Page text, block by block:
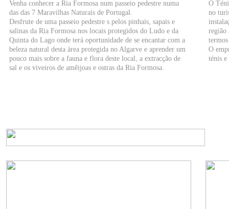
Venha conhecer a Ria Formosa num passeio pedestre numa
das das 7 Maravilhas Naturais de Portugal.
Desfrute de uma passeio pedestre s pelos pinhais, sapais e
salinas da Ria Formosa nos locais protegidos do Ludo e da
Quinta do Lago onde terá oportunidade de se encantar com a
beleza natural desta área protegida no Algarve e aprender um
pouco mais sobre a fauna e flora deste local, a extracção de
sal e os viveiros de amêijoas e ostras da Ria Formosa.
O
no
região
O
ténis e